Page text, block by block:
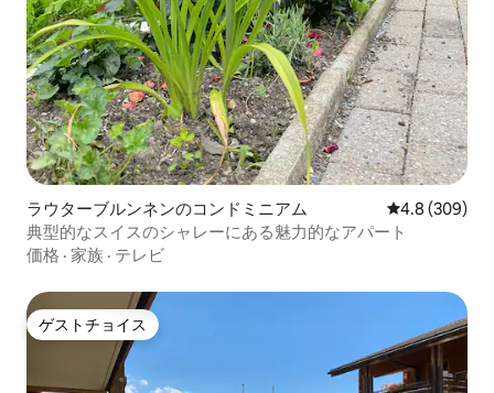
ラウターブルンネンのコンドミニアム レビュー309
4.8 (309)
典型的なスイスのシャレーにある魅力的なアパート
価格 · 家族 · テレビ
ゲストチョイス
ゲストチョイス